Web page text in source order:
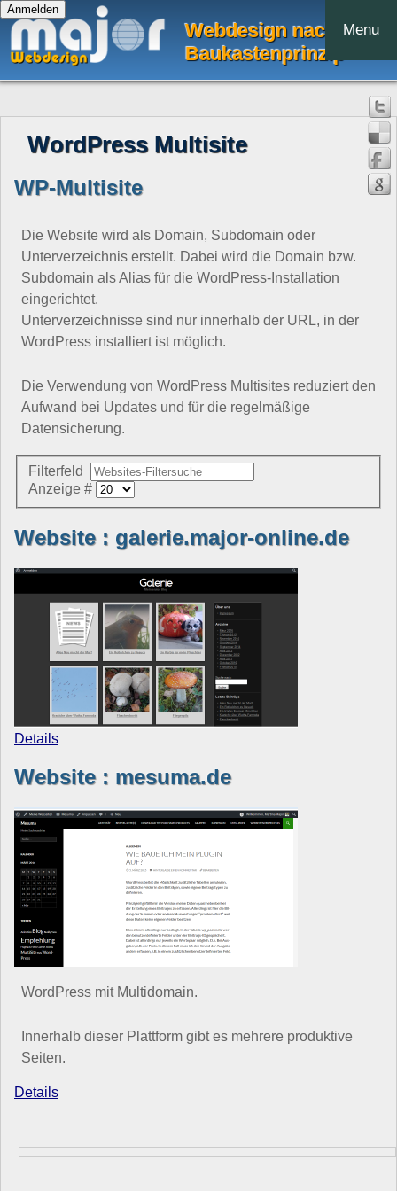
Webdesign nach dem
Baukastenprinzip
Menu
WordPress Multisite
WP-Multisite
Die Website wird als Domain, Subdomain oder
Unterverzeichnis erstellt. Dabei wird die Domain bzw.
Subdomain als Alias für die WordPress-Installation
eingerichtet.
Unterverzeichnisse sind nur innerhalb der URL, in der
WordPress installiert ist möglich.
Die Verwendung von WordPress Multisites reduziert den
Aufwand bei Updates und für die regelmäßige
Datensicherung.
Filterfeld
Anzeige #
Website : galerie.major-online.de
Details
Website : mesuma.de
WordPress mit Multidomain.
Innerhalb dieser Plattform gibt es mehrere produktive
Seiten.
Details